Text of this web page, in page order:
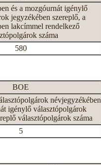
és a mozgóurnát igénylő
jegyzékében szereplő, a
lakcímmel rendelkező
száma
580
BOE
névjegyzékében
igénylő választópolgárok
választópolgárok száma
5